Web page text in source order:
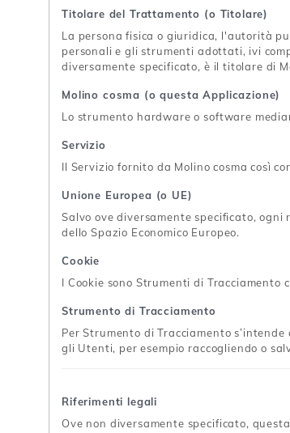
Titolare del Trattamento (o Titolare)
La persona fisica o giuridica, l'autorità
personali e gli strumenti adottati, ivi
diversamente specificato, è il titolare di
Molino cosma (o questa Applicazione)
Lo strumento hardware o software
Servizio
Il Servizio fornito da Molino cosma così
Unione Europea (o UE)
Salvo ove diversamente specificato,
dello Spazio Economico Europeo.
Cookie
I Cookie sono Strumenti di
Strumento di Tracciamento
Per Strumento di Tracciamento
gli Utenti, per esempio raccogliendo o
Riferimenti legali
Ove non diversamente specificato,